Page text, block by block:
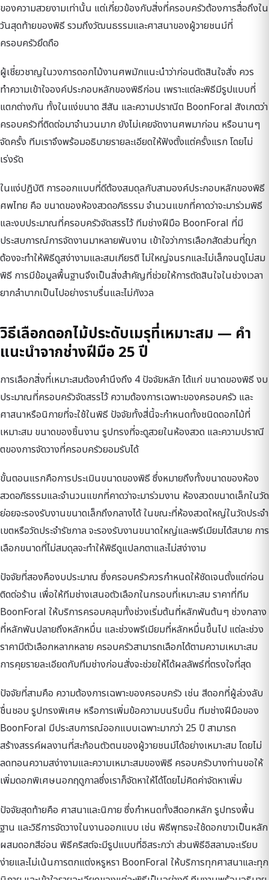
ของความสวยงามเท่านั้น แต่เกี่ยวข้องกับสิ่งที่ครอบครัวต้องการสื่อถึงใน
วันสุดท้ายของพิธี รวมถึงวัฒนธรรมและศาสนาของผู้วายชนม์ที่
ครอบครัวยึดถือ
ผู้เชี่ยวชาญในวงการดอกไม้งานศพมักแนะนำว่าก่อนตัดสินใจสั่ง ควร
ทำความเข้าใจองค์ประกอบหลักของพิธีก่อน เพราะแต่ละพิธีมีรูปแบบที่
แตกต่างกัน ทั้งในแง่ขนาด สีสัน และความปราณีต BoonForal สังเกตว่า
ครอบครัวที่ติดต่อมาจำนวนมาก ยังไม่เคยจัดงานศพมาก่อน หรือนานๆ
จัดครั้ง ทีมเราจึงพร้อมอธิบายรายละเอียดให้ฟังตั้งแต่ครั้งแรก โดยไม่
เร่งรัด
ในแง่ปฏิบัติ การออกแบบที่ดีต้องสมดุลกับสามองค์ประกอบหลักของพิธี
ศพไทย คือ ขนาดของห้องสวดอภิธรรม จำนวนแขกที่คาดว่าจะมาร่วมพิธี
และงบประมาณที่ครอบครัวจัดสรรไว้ ทีมช่างฝีมือ BoonForal ที่มี
ประสบการณ์การจัดงานมาหลายพันงาน เข้าใจว่าการเลือกสัดส่วนที่ถูก
ต้องจะทำให้พิธีดูสง่างามและสมเกียรติ ไม่ใหญ่จนรกและไม่เล็กจนดูไม่สม
พิธี การมีข้อมูลพื้นฐานจึงเป็นสิ่งสำคัญที่ช่วยให้การตัดสินใจในช่วงเวลา
ยากลำบากเป็นไปอย่างราบรื่นและไม่กังวล
วิธีเลือกดอกไม้ประดับเมรุที่เหมาะสม — คำ
แนะนำจากช่างฝีมือ 25 ปี
การเลือกสิ่งที่เหมาะสมต้องคำนึงถึง 4 ปัจจัยหลัก ได้แก่ ขนาดของพิธี งบ
ประมาณที่ครอบครัวจัดสรรไว้ ความต้องการเฉพาะของครอบครัว และ
ศาสนาหรือนิกายที่จะใช้ในพิธี ปัจจัยทั้งสี่นี้จะกำหนดทั้งชนิดดอกไม้ที่
เหมาะสม ขนาดของชิ้นงาน รูปทรงที่จะดูสวยในห้องสวด และความปราณี
ตของการจัดวางที่ครอบครัวยอมรับได้
ขั้นตอนแรกคือการประเมินขนาดของพิธี ซึ่งหมายถึงทั้งขนาดของห้อง
สวดอภิธรรมและจำนวนแขกที่คาดว่าจะมาร่วมงาน ห้องสวดขนาดเล็กในวัด
ย่อยจะรองรับงานขนาดเล็กถึงกลางได้ ในขณะที่ห้องสวดใหญ่ในวัดประจำ
เขตหรือวัดประจำรัชกาล จะรองรับงานขนาดใหญ่และพรีเมียมได้สบาย การ
เลือกขนาดที่ไม่สมดุลจะทำให้พิธีดูแปลกตาและไม่สง่างาม
ปัจจัยที่สองคืองบประมาณ ซึ่งครอบครัวควรกำหนดให้ชัดเจนตั้งแต่ก่อน
ติดต่อร้าน เพื่อให้ทีมช่างเสนอตัวเลือกในกรอบที่เหมาะสม ราคาที่ทีม
BoonForal ให้บริการครอบคลุมทั้งช่วงเริ่มต้นที่หลักพันต้นๆ ช่วงกลาง
ที่หลักพันปลายถึงหลักหมื่น และช่วงพรีเมียมที่หลักหมื่นขึ้นไป แต่ละช่วง
ราคามีตัวเลือกหลากหลาย ครอบครัวสามารถเลือกได้ตามความเหมาะสม
การคุยรายละเอียดกับทีมช่างก่อนสั่งจะช่วยให้ได้ผลลัพธ์ที่ตรงใจที่สุด
ปัจจัยที่สามคือ ความต้องการเฉพาะของครอบครัว เช่น สีดอกที่ผู้ล่วงลับ
ชื่นชอบ รูปทรงพิเศษ หรือการเพิ่มข้อความบนริบบิ้น ทีมช่างฝีมือของ
BoonForal มีประสบการณ์ออกแบบเฉพาะมากว่า 25 ปี สามารถ
สร้างสรรค์ผลงานที่สะท้อนตัวตนของผู้วายชนม์ได้อย่างเหมาะสม โดยไม่
ลดทอนความสง่างามและความเหมาะสมของพิธี ครอบครัวบางท่านขอให้
เพิ่มดอกพิเศษนอกฤดูกาลซึ่งเราก็จัดหาให้ได้โดยไม่คิดค่าจัดหาเพิ่ม
ปัจจัยสุดท้ายคือ ศาสนาและนิกาย ซึ่งกำหนดทั้งสีดอกหลัก รูปทรงพื้น
ฐาน และวิธีการจัดวางในงานออกแบบ เช่น พิธีพุทธจะใช้ดอกขาวเป็นหลัก
ผสมดอกสีอ่อน พิธีคริสต์จะมีรูปแบบที่อิสระกว่า ส่วนพิธีอิสลามจะเรียบ
ง่ายและไม่เน้นการตกแต่งหรูหรา BoonForal ให้บริการทุกศาสนาและทุก